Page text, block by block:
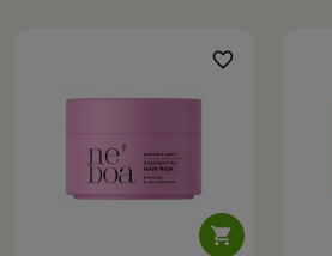

favorite_border